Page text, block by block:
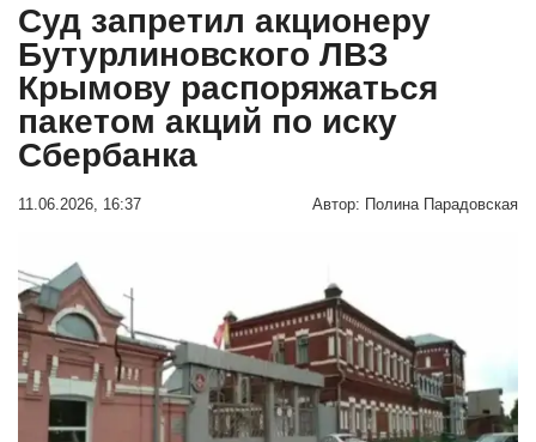
Суд запретил акционеру
Бутурлиновского ЛВЗ
Крымову распоряжаться
пакетом акций по иску
Сбербанка
11.06.2026, 16:37 Автор: Полина Парадовская